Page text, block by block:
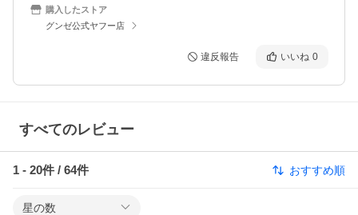
購入したストア
グンゼ公式ヤフー店
違反報告 いいね 0
すべてのレビュー
1 - 20件 / 64件 おすすめ順
星の数